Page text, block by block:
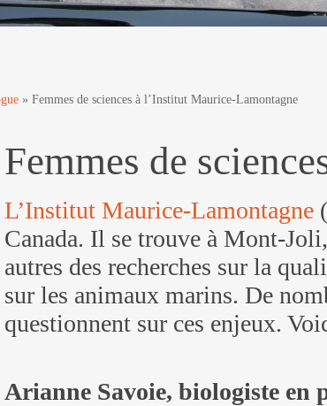
Bédard Portraits
» Femmes de sciences à l’Institut Maurice-Lamontagne
Femmes de
L’Institut Maurice-Lamontagne
Canada. Il se trouve à Mont-
autres des recherches sur la
sur les animaux marins. De
questionnent sur ces enjeux.
Arianne Savoie, biologiste en